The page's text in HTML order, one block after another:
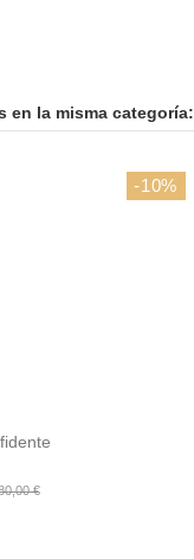
en la misma categoría:
€
-10%